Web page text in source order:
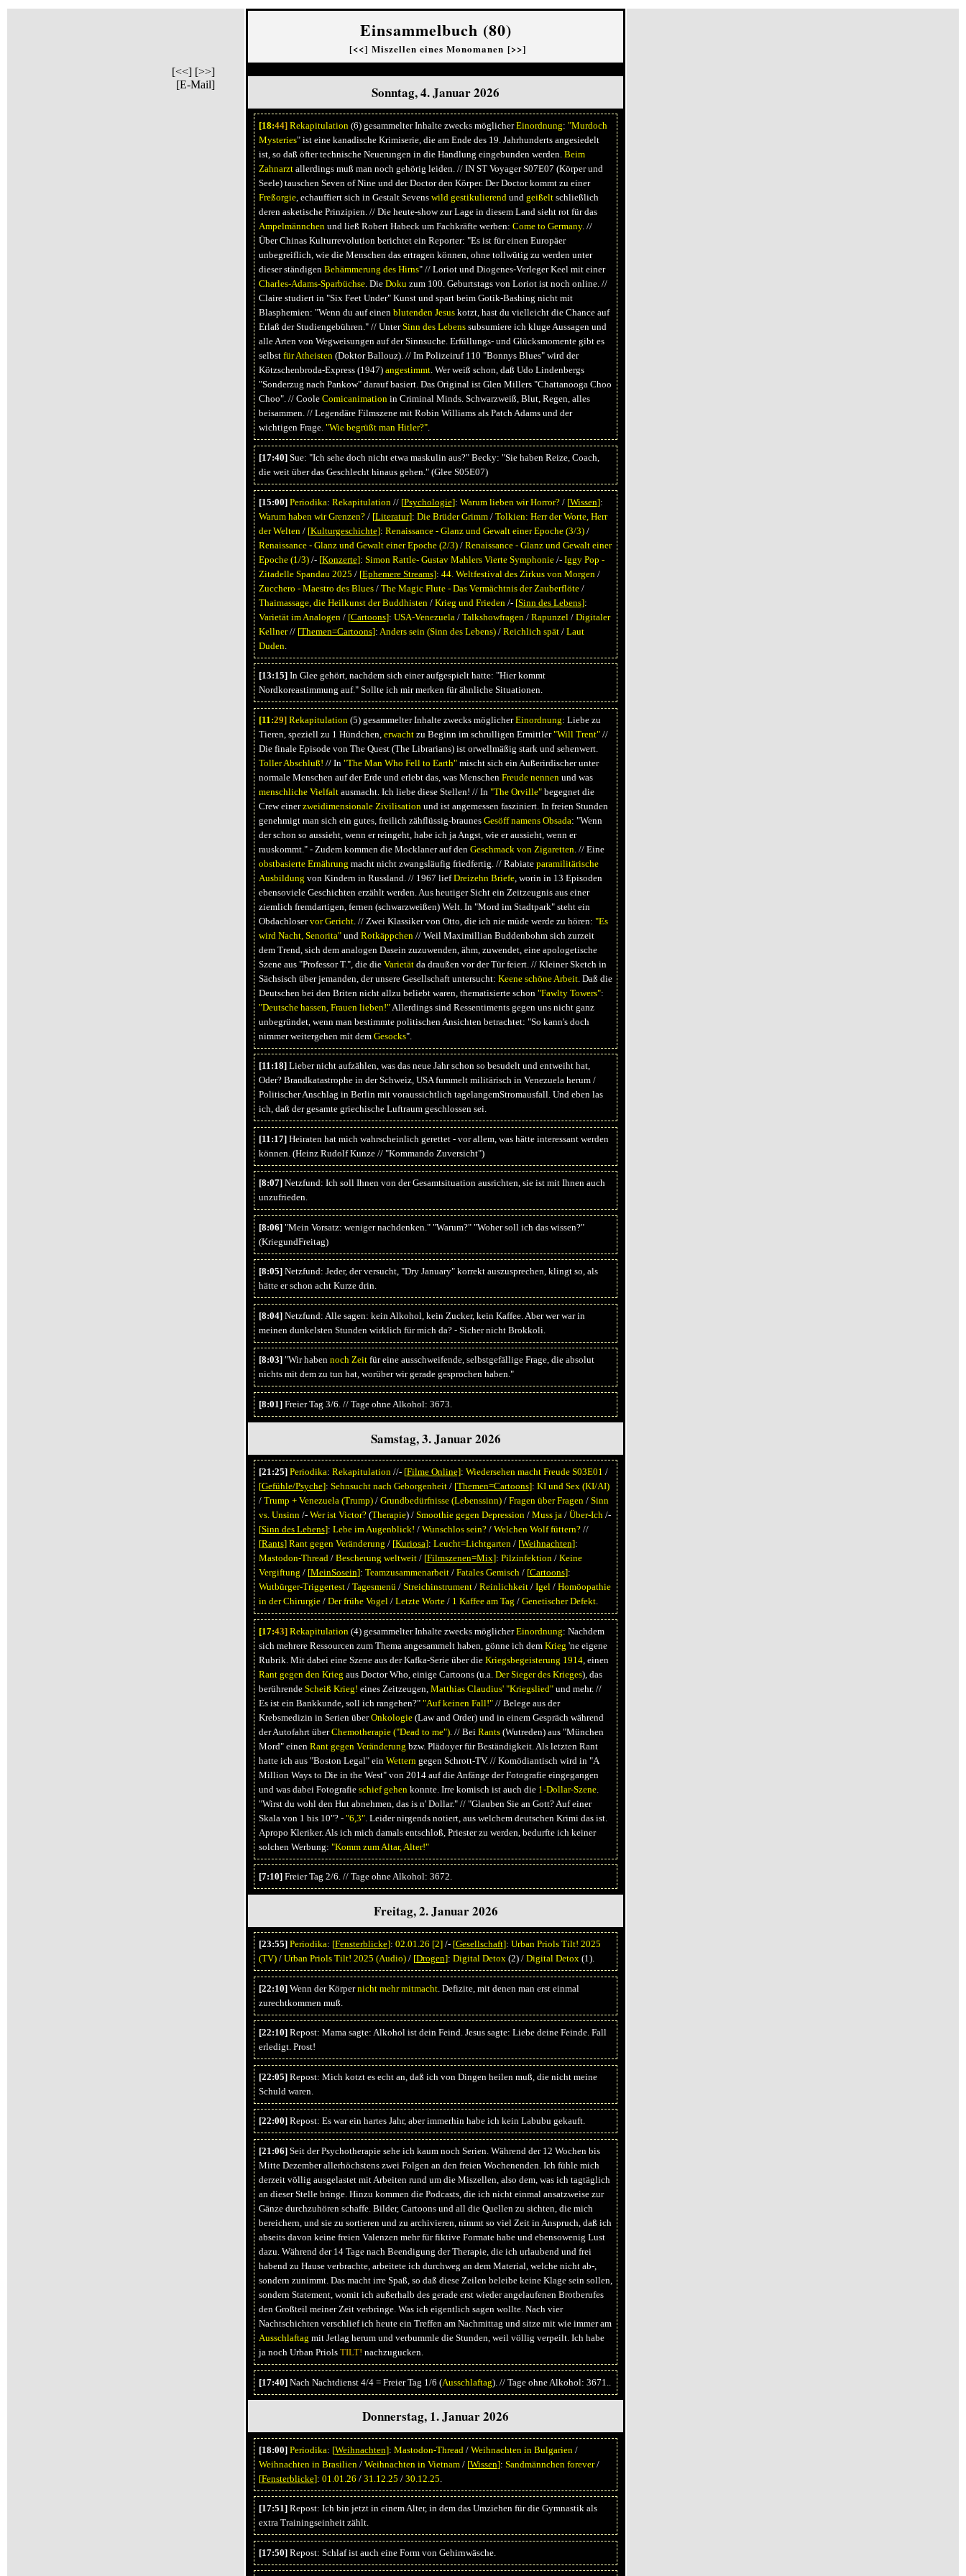
[<<] [>>]
[E-Mail]
Einsammelbuch (80)
[<<] Miszellen eines Monomanen [>>]
Sonntag, 4. Januar 2026
[18:44] Rekapitulation(6) gesammelter Inhalte zwecks möglicherEinordnung: "Murdoch
Mysteries" ist eine kanadische Krimiserie, die am Ende des 19. Jahrhunderts angesiedelt
ist, so daß öfter technische Neuerungen in die Handlung eingebunden werden. Beim
Zahnarztallerdings muß man noch gehörig leiden. // IN ST Voyager S07E07 (Körper und
Seele) tauschen Seven of Nine und der Doctor den Körper. Der Doctor kommt zu einer
Freßorgie, echauffiert sich in Gestalt Sevens wild gestikulierendund geißeltschließlich
deren asketische Prinzipien. // Die heute-show zur Lage in diesem Land sieht rot für das
Ampelmännchenund ließ Robert Habeck um Fachkräfte werben: Come to Germany. //
Über Chinas Kulturrevolution berichtet ein Reporter: "Es ist für einen Europäer
unbegreiflich, wie die Menschen das ertragen können, ohne tollwütig zu werden unter
dieser ständigen Behämmerung des Hirns" // Loriot und Diogenes-Verleger Keel mit einer
Charles-Adams-Sparbüchse. Die Dokuzum 100. Geburtstags von Loriot ist noch online. //
Claire studiert in "Six Feet Under" Kunst und spart beim Gotik-Bashing nicht mit
Blasphemien: "Wenn du auf einen blutenden Jesuskotzt, hast du vielleicht die Chance auf
Erlaß der Studiengebühren." // UnterSinn des Lebenssubsumiere ich kluge Aussagen und
alle Arten von Wegweisungen auf der Sinnsuche. Erfüllungs- und Glücksmomente gibt es
selbst für Atheisten(Doktor Ballouz). // Im Polizeiruf 110 "Bonnys Blues" wird der
Kötzschenbroda-Express (1947) angestimmt. Wer weiß schon, daß Udo Lindenbergs
"Sonderzug nach Pankow" darauf basiert. Das Original ist Glen Millers "Chattanooga Choo
Choo". // Coole Comicanimationin Criminal Minds. Schwarzweiß, Blut, Regen, alles
beisammen. // Legendäre Filmszene mit Robin Williams als Patch Adams und der
wichtigen Frage. "Wie begrüßt man Hitler?".
[17:40]Sue: "Ich sehe doch nicht etwa maskulin aus?" Becky: "Sie haben Reize, Coach,
die weit über das Geschlecht hinaus gehen." (Glee S05E07)
[15:00] Periodika: Rekapitulation // [Psychologie]: Warum lieben wir Horror?/ [Wissen]:
Warum haben wir Grenzen?/ [Literatur]: Die Brüder Grimm/ Tolkien: Herr der Worte, Herr
der Welten / [Kulturgeschichte]: Renaissance - Glanz und Gewalt einer Epoche (3/3)/
Renaissance - Glanz und Gewalt einer Epoche (2/3)/ Renaissance - Glanz und Gewalt einer
Epoche (1/3)/- [Konzerte]: Simon Rattle- Gustav Mahlers Vierte Symphonie/- Iggy Pop -
Zitadelle Spandau 2025 / [Ephemere Streams]: 44. Weltfestival des Zirkus von Morgen /
Zucchero - Maestro des Blues/ The Magic Flute - Das Vermächtnis der Zauberflöte/
Thaimassage, die Heilkunst der Buddhisten / Krieg und Frieden /- [Sinn des Lebens]:
Varietät im Analogen / [Cartoons]: USA-Venezuela / Talkshowfragen / Rapunzel / Digitaler
Kellner// [Themen=Cartoons]: Anders sein (Sinn des Lebens)/ Reichlich spät/ Laut
Duden
[13:15]In Glee gehört, nachdem sich einer aufgespielt hatte: "Hier kommt
Nordkoreastimmung auf." Sollte ich mir merken für ähnliche Situationen.
[11:29] Rekapitulation (5) gesammelter Inhalte zwecks möglicherEinordnung: Liebe zu
Tieren, speziell zu 1 Hündchen, erwachtzu Beginn im schrulligen Ermittler"Will Trent"//
Die finale Episode von The Quest (The Librarians) ist orwellmäßig stark und sehenwert.
Toller Abschluß! // In "The Man Who Fell to Earth"mischt sich ein Außerirdischer unter
normale Menschen auf der Erde und erlebt das, was Menschen Freude nennen und was
menschliche Vielfaltausmacht. Ich liebe diese Stellen! // In "The Orville"begegnet die
Crew einerzweidimensionale Zivilisation und ist angemessen fasziniert. In freien Stunden
genehmigt man sich ein gutes, freilich zähflüssig-braunes Gesöff namens Obsada: "Wenn
der schon so aussieht, wenn er reingeht, habe ich ja Angst, wie er aussieht, wenn er
rauskommt." - Zudem kommen die Mocklaner auf den Geschmack von Zigaretten . // Eine
obstbasierte Ernährung macht nicht zwangsläufig friedfertig. // Rabiate paramilitärische
Ausbildung von Kindern in Russland. // 1967 liefDreizehn Briefe, worin in 13 Episoden
ebensoviele Geschichten erzählt werden. Aus heutiger Sicht ein Zeitzeugnis aus einer
ziemlich fremdartigen, fernen (schwarzweißen) Welt. In "Mord im Stadtpark" steht ein
Obdachloservor Gericht. // Zwei Klassiker von Otto, die ich nie müde werde zu hören: "Es
wird Nacht, Senorita"und Rotkäppchen // Weil Maximillian Buddenbohm sich zurzeit
dem Trend, sich dem analogen Dasein zuzuwenden, ähm, zuwendet, eine apologetische
Szene aus "Professor T.", die die Varietätda draußen vor der Tür feiert. // Kleiner Sketch in
Sächsisch über jemanden, der unsere Gesellschaft untersucht: Keene schöne Arbeit. Daß die
Deutschen bei den Briten nicht allzu beliebt waren, thematisierte schon "Fawlty Towers":
"Deutsche hassen, Frauen lieben!"Allerdings sind Ressentiments gegen uns nicht ganz
unbegründet, wenn man bestimmte politischen Ansichten betrachtet: "So kann's doch
nimmer weitergehen mit dem Gesocks".
[11:18]Lieber nicht aufzählen, was das neue Jahr schon so besudelt und entweiht hat,
Oder? Brandkatastrophe in der Schweiz, USA fummelt militärisch in Venezuela herum /
Politischer Anschlag in Berlin mit voraussichtlich tagelangemStromausfall. Und eben las
ich, daß der gesamte griechische Luftraum geschlossen sei.
[11:17]Heiraten hat mich wahrscheinlich gerettet - vor allem, was hätte interessant werden
können. (Heinz Rudolf Kunze // "Kommando Zuversicht")
[8:07]Netzfund: Ich soll Ihnen von der Gesamtsituation ausrichten, sie ist mit Ihnen auch
unzufrieden.
[8:06]"Mein Vorsatz: weniger nachdenken." "Warum?" "Woher soll ich das wissen?"
(KriegundFreitag)
[8:05]Netzfund: Jeder, der versucht, "Dry January" korrekt auszusprechen, klingt so, als
hätte er schon acht Kurze drin.
[8:04]Netzfund: Alle sagen: kein Alkohol, kein Zucker, kein Kaffee. Aber wer war in
meinen dunkelsten Stunden wirklich für mich da? - Sicher nicht Brokkoli.
[8:03]"Wir haben noch Zeitfür eine ausschweifende, selbstgefällige Frage, die absolut
nichts mit dem zu tun hat, worüber wir gerade gesprochen haben."
[8:01]Freier Tag 3/6. // Tage ohne Alkohol: 3673.
Samstag, 3. Januar 2026
[21:25] Periodika: Rekapitulation//- [Filme Online]: Wiedersehen macht Freude S03E01 /
[Gefühle/Psyche]: Sehnsucht nach Geborgenheit/ [Themen=Cartoons]: KI und Sex (KI/AI)
/ Trump + Venezuela (Trump)/ Grundbedürfnisse (Lebenssinn)/ Fragen über Fragen/ Sinn
vs. Unsinn/- Wer ist Victor?(Therapie) / Smoothie gegen Depression/ Muss ja/ Über-Ich/-
[Sinn des Lebens]: Lebe im Augenblick! / Wunschlos sein?/ Welchen Wolf füttern?//
[Rants] Rant gegen Veränderung / [Kuriosa]: Leucht=Lichtgarten/ [Weihnachten]:
Mastodon-Thread/ Bescherung weltweit/ [Filmszenen=Mix]: Pilzinfektion/ Keine
Vergiftung / [MeinSosein]: Teamzusammenarbeit/ Fatales Gemisch/ [Cartoons]:
Wutbürger-Triggertest/ Tagesmenü/ Streichinstrument/ Reinlichkeit/ Igel/ Homöopathie
in der Chirurgie/ Der frühe Vogel/ Letzte Worte/ 1 Kaffee am Tag / Genetischer Defekt.
[17:43] Rekapitulation (4) gesammelter Inhalte zwecks möglicherEinordnung: Nachdem
sich mehrere Ressourcen zum Thema angesammelt haben, gönne ich dem Krieg 'ne eigene
Rubrik. Mit dabei eine Szene aus der Kafka-Serie über die Kriegsbegeisterung 1914, einen
Rant gegen den Krieg aus Doctor Who, einige Cartoons (u.a. Der Sieger des Krieges), das
berührende Scheiß Krieg! eines Zeitzeugen, Matthias Claudius' "Kriegslied"und mehr. //
Es ist ein Bankkunde, soll ich rangehen?" "Auf keinen Fall!"// Belege aus der
Krebsmedizin in Serien überOnkologie(Law and Order) und in einem Gespräch während
der Autofahrt überChemotherapie ("Dead to me"). // Bei Rants(Wutreden) aus "München
Mord" einen Rant gegen Veränderung bzw. Plädoyer für Beständigkeit. Als letzten Rant
hatte ich aus "Boston Legal" ein Wettern gegen Schrott-TV. // Komödiantisch wird in "A
Million Ways to Die in the West" von 2014 auf die Anfänge der Fotografie eingegangen
und was dabei Fotografie schief gehen konnte. Irre komisch ist auch die 1-Dollar-Szene.
"Wirst du wohl den Hut abnehmen, das is n' Dollar." // "Glauben Sie an Gott? Auf einer
Skala von 1 bis 10"? - "6,3". Leider nirgends notiert, aus welchem deutschen Krimi das ist.
Apropo Kleriker. Als ich mich damals entschloß, Priester zu werden, bedurfte ich keiner
solchen Werbung: "Komm zum Altar, Alter!"
[7:10]Freier Tag 2/6. // Tage ohne Alkohol: 3672.
Freitag, 2. Januar 2026
[23:55] Periodika: [Fensterblicke]: 02.01.26 [2]/- [Gesellschaft]: Urban Priols Tilt! 2025
(TV)/ Urban Priols Tilt! 2025 (Audio)/ [Drogen]: Digital Detox(2) / Digital Detox(1).
[22:10]Wenn der Körpernicht mehr mitmacht. Defizite, mit denen man erst einmal
zurechtkommen muß.
[22:10]Repost: Mama sagte: Alkohol ist dein Feind. Jesus sagte: Liebe deine Feinde. Fall
erledigt. Prost!
[22:05]Repost: Mich kotzt es echt an, daß ich von Dingen heilen muß, die nicht meine
Schuld waren.
[22:00]Repost: Es war ein hartes Jahr, aber immerhin habe ich kein Labubu gekauft.
[21:06]Seit der Psychotherapie sehe ich kaum noch Serien. Während der 12 Wochen bis
Mitte Dezember allerhöchstens zwei Folgen an den freien Wochenenden. Ich fühle mich
derzeit völlig ausgelastet mit Arbeiten rund um die Miszellen, also dem, was ich tagtäglich
an dieser Stelle bringe. Hinzu kommen die Podcasts, die ich nicht einmal ansatzweise zur
Gänze durchzuhören schaffe. Bilder, Cartoons und all die Quellen zu sichten, die mich
bereichern, und sie zu sortieren und zu archivieren, nimmt so viel Zeit in Anspruch, daß ich
abseits davon keine freien Valenzen mehr für fiktive Formate habe und ebensowenig Lust
dazu. Während der 14 Tage nach Beendigung der Therapie, die ich urlaubend und frei
habend zu Hause verbrachte, arbeitete ich durchweg an dem Material, welche nicht ab-,
sondern zunimmt. Das macht irre Spaß, so daß diese Zeilen beleibe keine Klage sein sollen,
sondern Statement, womit ich außerhalb des gerade erst wieder angelaufenen Brotberufes
den Großteil meiner Zeit verbringe. Was ich eigentlich sagen wollte. Nach vier
Nachtschichten verschlief ich heute ein Treffen am Nachmittag und sitze mit wie immer am
Ausschlaftag mit Jetlag herum und verbummle die Stunden, weil völlig verpeilt. Ich habe
ja noch Urban Priols TILT! nachzugucken.
[17:40]Nach Nachtdienst 4/4 = Freier Tag 1/6 (Ausschlaftag). // Tage ohne Alkohol: 3671..
Donnerstag, 1. Januar 2026
[18:00] Periodika: [Weihnachten]: Mastodon-Thread / Weihnachten in Bulgarien /
Weihnachten in Brasilien / Weihnachten in Vietnam/ [Wissen]: Sandmännchen forever/
[Fensterblicke]: 01.01.26 / 31.12.25 / 30.12.25
[17:51]Repost: Ich bin jetzt in einem Alter, in dem das Umziehen für die Gymnastik als
extra Trainingseinheit zählt.
[17:50]Repost: Schlaf ist auch eine Form von Gehirnwäsche.